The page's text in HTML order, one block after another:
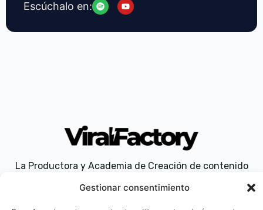
Gestionar consentimiento
Escúchalo en:
La Productora y Academia de Creación de contenido